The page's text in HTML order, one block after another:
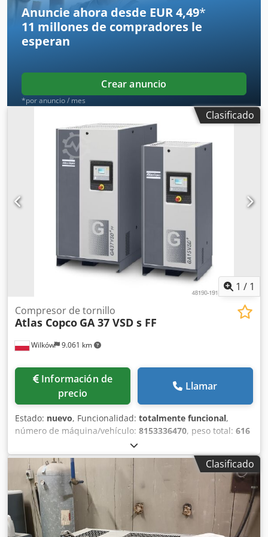
Anuncie ahora desde EUR 4,49*
11 millones de compradores le
esperan
Crear anuncio
*por anuncio / mes
Clasificado
1 / 1
Wilków 9.061 km
Compresor de tornillo
Atlas Copco GA 37 VSD s FF
Información de
precio
Llamar
Estado: nuevo, Funcionalidad: totalmente funcional,
número de máquina/vehículo: 8153336470, peso total: 616
399 m³/h
presión (máx.):13 bar, nivel de ruido:67 dB, tipo de
refrigeración: aire , Equipamiento:
documentación /
manual, placa de características disponible, secador
frigorífico , Somos una empresa especializada en la
industria del aire comprimido con más de 20 años de
experiencia. Nuestro servicio profesional y la alta calidad
de nuestros productos, de probada eficacia en el mercado,
Clasificado